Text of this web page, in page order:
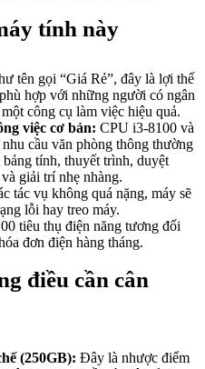
tính này
tên gọi “Giá Rẻ”, đây là lợi thế
hợp với những người có ngân
công cụ làm việc hiệu quả.
việc cơ bản: CPU i3-8100 và
cầu văn phòng thông thường
tính, thuyết trình, duyệt
giải trí nhẹ nhàng.
tác vụ không quá nặng, máy sẽ
lỗi hay treo máy.
tiêu thụ điện năng tương đối
đơn điện hàng tháng.
điều cần cân
(250GB): Đây là nhược điểm